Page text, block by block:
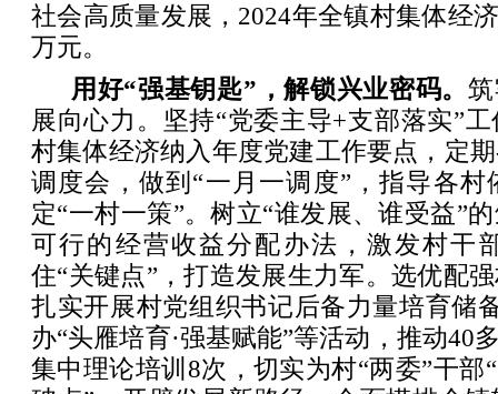
社会高质量发展，2024年全镇村集体经
万元。
用好“强基钥匙”，解锁兴业密码。
展向心力。坚持“党委主导+支部落实”
村集体经济纳入年度党建工作要点，定
调度会，做到“一月一调度”，指导各
定“一村一策”。树立“谁发展、谁受益”
可行的经营收益分配办法，激发村干
住“关键点”，打造发展生力军。选优配
扎实开展村党组织书记后备力量培育储
办“头雁培育·强基赋能”等活动，推动40
集中理论培训8次，切实为村“两委”干部